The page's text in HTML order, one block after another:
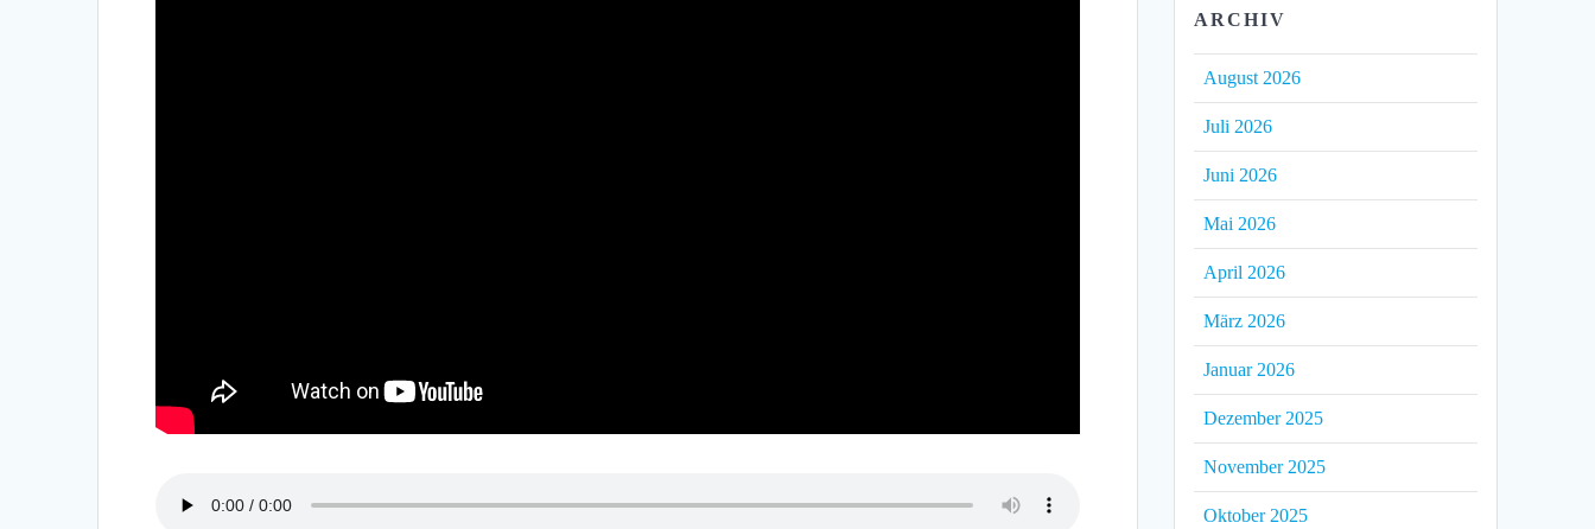
ARCHIV
August 2026
Juli 2026
Juni 2026
Mai 2026
April 2026
März 2026
Januar 2026
Dezember 2025
November 2025
Oktober 2025